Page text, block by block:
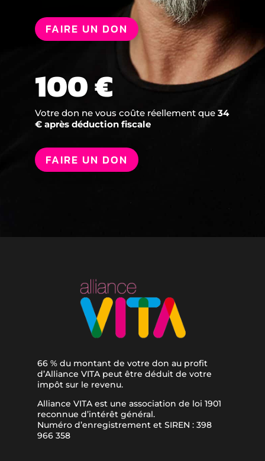
FAIRE UN DON
100 €
Votre don ne vous coûte réellement que34
€ après déduction fiscale
FAIRE UN DON
66 % du montant de votre don au profit
d’Alliance VITA peut être déduit de votre
impôt sur le revenu.
Alliance VITA est une association de loi 1901
reconnue d’intérêt général.
Numéro d’enregistrement et SIREN : 398
966 358